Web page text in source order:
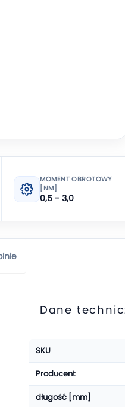
MOMENT OBROTOWY
[NM]
0,5 - 3,0
Dane
Więcej
informacji
SKU
Producent
długość [mm]